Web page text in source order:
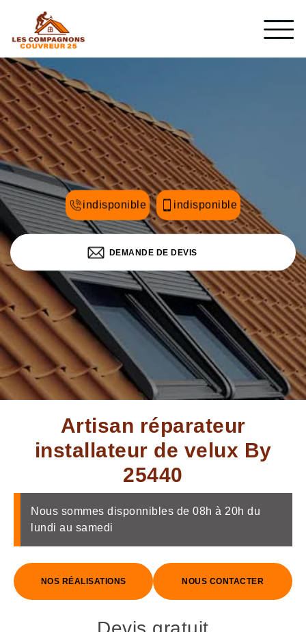
indisponible indisponible
DEMANDE DE DEVIS
Artisan réparateur
installateur de velux By
25440
Nous sommes disponnibles de 08h à 20h du
lundi au samedi
NOS RÉALISATIONS NOUS CONTACTER